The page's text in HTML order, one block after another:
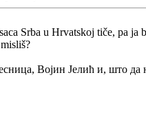
Srba u Hrvatskoj tiče, pa
Војин Јелић и, што да